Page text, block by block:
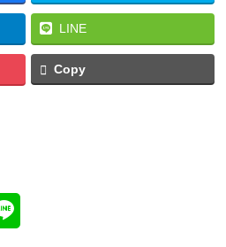
LINE
Copy